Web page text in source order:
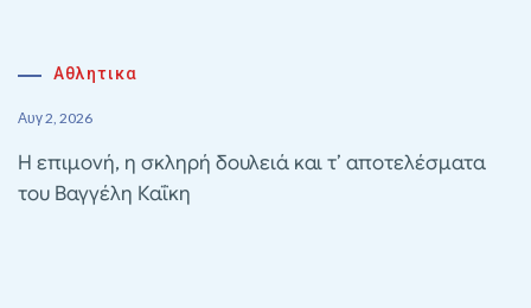
Αθλητικα
Αυγ 2, 2026
Η επιμονή, η σκληρή δουλειά και τ’ αποτελέσματα
του Βαγγέλη Καΐκη